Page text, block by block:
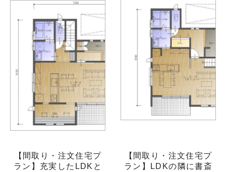
【間取り・注文住宅プ
ラン】充実したLDKと
【間取り・注文住宅プ
ラン】LDKの隣に書斎